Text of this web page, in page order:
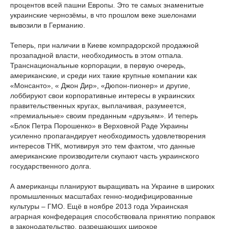
процентов всей пашни Европы. Это те самых знаменитые
украинские чернозёмы, в что прошлом веке эшелонами
вывозили в Германию.
Теперь, при наличии в Киеве компрадорской продажной
прозападной власти, необходимость в этом отпала.
Транснациональные корпорации, в первую очередь,
американские, и среди них такие крупные компании как
«Монсанто», « Джон Дир», «Дюпон-пионер» и другие,
лоббируют свои корпоративные интересы в украинских
правительственных кругах, выплачивая, разумеется,
«премиальные» своим преданным «друзьям». И теперь
«Блок Петра Порошенко» в Верховной Раде Украины
усиленно пропагандирует необходимость удовлетворения
интересов ТНК, мотивируя это тем фактом, что данные
американские производители скупают часть украинского
государственного долга.
А американцы планируют выращивать на Украине в широких
промышленных масштабах генно-модифицированные
культуры – ГМО. Ещё в ноябре 2013 года Украинская
аграрная конфедерация способствовала принятию поправок
в законодательство, разрешающих широкое